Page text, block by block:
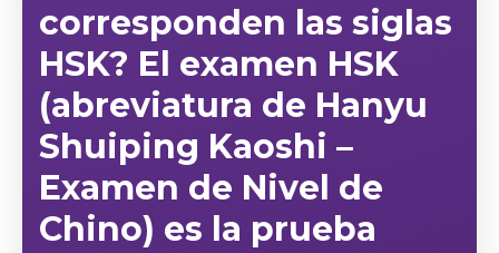
corresponden las siglas
HSK? El examen HSK
(abreviatura de Hanyu
Shuiping Kaoshi –
Examen de Nivel de
Chino) es la prueba